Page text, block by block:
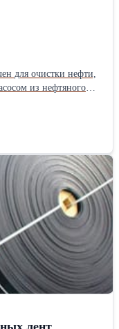
для очистки нефти,
из нефтяного
муфт,
за исключением
633-80 с шагом
пространства
Характеристики: -
146, 168; -
Ø89 мм; - масса
до 200 м3/
лент